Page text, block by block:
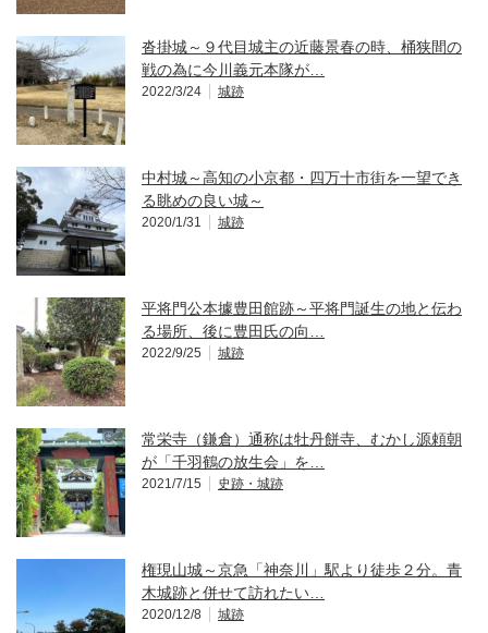
沓掛城～９代目城主の近藤景春の時、桶狭間の
戦の為に今川義元本隊が…
2022/3/24 城跡
中村城～高知の小京都・四万十市街を一望でき
る眺めの良い城～
2020/1/31 城跡
平将門公本據豊田館跡～平将門誕生の地と伝わ
る場所、後に豊田氏の向…
2022/9/25 城跡
常栄寺（鎌倉）通称は牡丹餅寺、むかし源頼朝
が「千羽鶴の放生会」を…
2021/7/15 史跡・城跡
権現山城～京急「神奈川」駅より徒歩２分。青
木城跡と併せて訪れたい…
2020/12/8 城跡